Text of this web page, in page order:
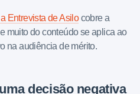
Entrevista de Asilocobre a
muito do conteúdo se aplica ao
na audiência de mérito.
decisão negativa